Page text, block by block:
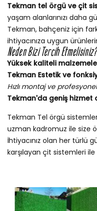
Tekman tel örgü ve çit
yaşam alanlarınızı daha
Tekman, bahçeniz için
ihtiyacınıza uygun
Neden Bizi Tercih Etmelisiniz?
Yüksek kaliteli
Tekman Estetik ve
Hızlı montaj ve
Tekman'da geniş hizmet
Tekman Tel örgü
uzman kadromuz ile size
İhtiyacınız olan her türlü
karşılayan çit sistemleri ile